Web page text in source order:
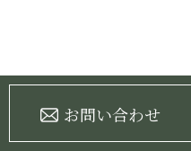
お問い合わせ